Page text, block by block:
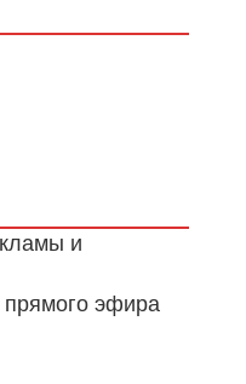
и
эфира